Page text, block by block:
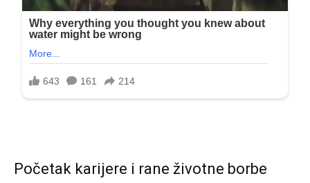
Početak karijere i rane životne borbe